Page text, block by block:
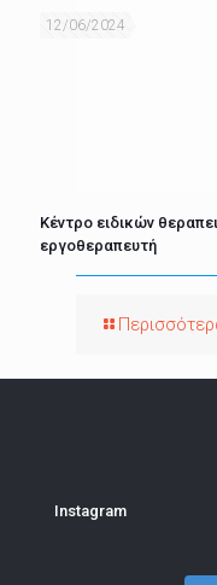
12/06/2024
Κέντρο ειδικών
εργοθεραπευτή
Instagram